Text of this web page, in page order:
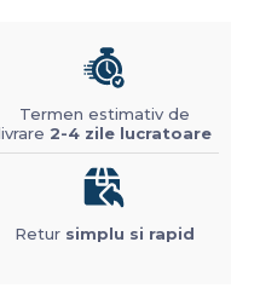
Termen estimativ de
2-4 zile lucratoare
Retur simplu si rapid